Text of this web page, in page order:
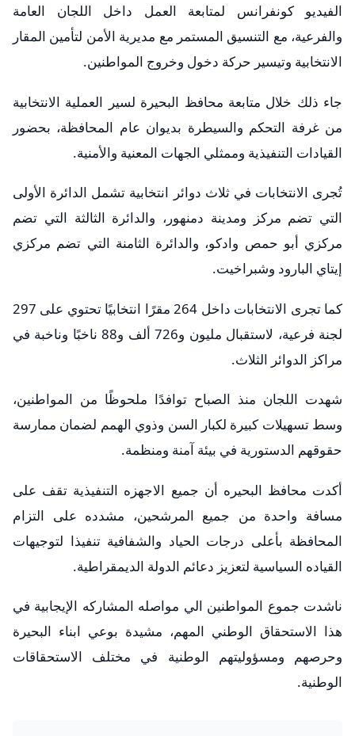
الفيديو كونفرانس لمتابعة العمل داخل اللجان العامة
والفرعية، مع التنسيق المستمر مع مديرية الأمن لتأمين المقار
الانتخابية وتيسير حركة دخول وخروج المواطنين.
جاء ذلك خلال متابعة محافظ البحيرة لسير العملية الانتخابية
من غرفة التحكم والسيطرة بديوان عام المحافظة، بحضور
القيادات التنفيذية وممثلي الجهات المعنية والأمنية.
تُجرى الانتخابات في ثلاث دوائر انتخابية تشمل الدائرة الأولى
التي تضم مركز ومدينة دمنهور، والدائرة الثالثة التي تضم
مركزي أبو حمص وادكو، والدائرة الثامنة التي تضم مركزي
إيتاي البارود وشبراخيت.
كما تجرى الانتخابات داخل 264 مقرًا انتخابيًا تحتوي على 297
لجنة فرعية، لاستقبال مليون و726 ألف و88 ناخبًا وناخبة في
مراكز الدوائر الثلاث.
شهدت اللجان منذ الصباح توافدًا ملحوظًا من المواطنين،
وسط تسهيلات كبيرة لكبار السن وذوي الهمم لضمان ممارسة
حقوقهم الدستورية في بيئة آمنة ومنظمة.
أكدت محافظ البحيره أن جميع الاجهزه التنفيذية تقف على
مسافة واحدة من جميع المرشحين، مشدده على التزام
المحافظة بأعلى درجات الحياد والشفافية تنفيذا لتوجيهات
القياده السياسية لتعزيز دعائم الدولة الديمقراطية.
ناشدت جموع المواطنين الي مواصله المشاركه الإيجابية في
هذا الاستحقاق الوطني المهم، مشيدة بوعي ابناء البحيرة
وحرصهم ومسؤوليتهم الوطنية في مختلف الاستحقاقات
الوطنية.